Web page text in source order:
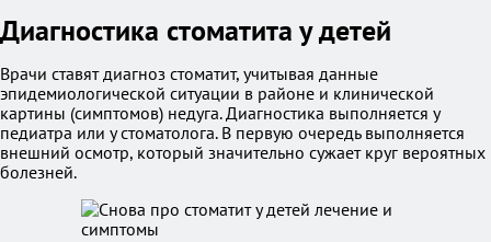
Диагностика стоматита у детей
Врачи ставят диагноз стоматит, учитывая данные
эпидемиологической ситуации в районе и клинической
картины (симптомов) недуга. Диагностика выполняется у
педиатра или у стоматолога. В первую очередь выполняется
внешний осмотр, который значительно сужает круг вероятных
болезней.